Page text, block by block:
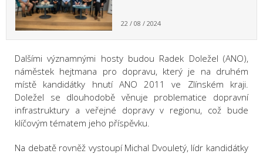
22 / 08 / 2024
Dalšími významnými hosty budou Radek Doležel (ANO),
náměstek hejtmana pro dopravu, který je na druhém
místě kandidátky hnutí ANO 2011 ve Zlínském kraji.
Doležel se dlouhodobě věnuje problematice dopravní
infrastruktury a veřejné dopravy v regionu, což bude
klíčovým tématem jeho příspěvku.
Na debatě rovněž vystoupí Michal Dvouletý, lídr kandidátky